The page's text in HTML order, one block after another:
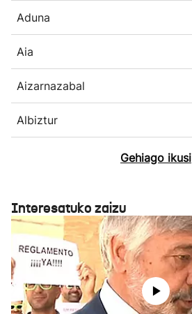
Aduna
Aia
Aizarnazabal
Albiztur
Gehiago ikusi
Interesatuko zaizu